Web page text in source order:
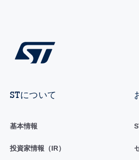
STについて
基本情報
投資家情報（IR）